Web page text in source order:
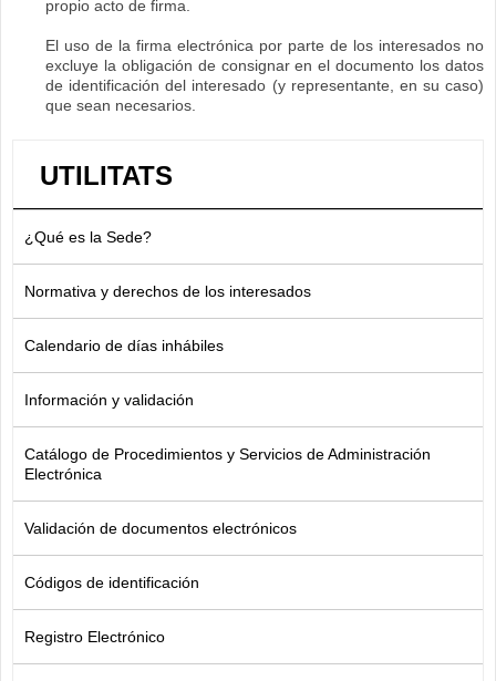
propio acto de firma.
El uso de la firma electrónica por parte de los interesados no
excluye la obligación de consignar en el documento los datos
de identificación del interesado (y representante, en su caso)
que sean necesarios.
UTILITATS
¿Qué es la Sede?
Normativa y derechos de los interesados
Calendario de días inhábiles
Información y validación
Catálogo de Procedimientos y Servicios de Administración
Electrónica
Validación de documentos electrónicos
Códigos de identificación
Registro Electrónico